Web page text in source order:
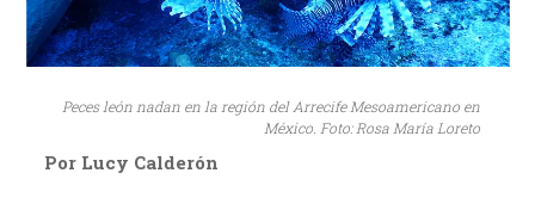
Peces león nadan en la región del Arrecife Mesoamericano en
México. Foto: Rosa María Loreto
Por Lucy Calderón